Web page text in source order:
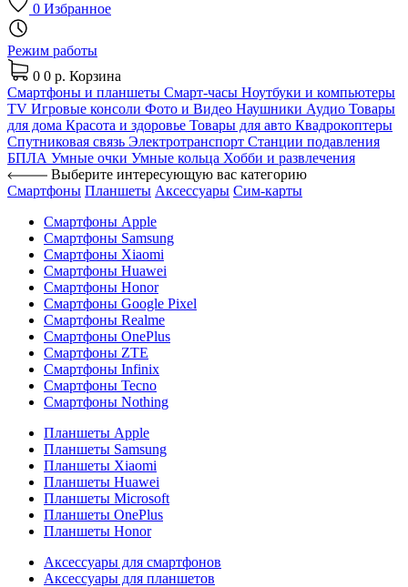
0 Избранное
Режим работы
0 0 р. Корзина
Смартфоны и планшеты Смарт-часы Ноутбуки и компьютеры
TV Игровые консоли Фото и Видео Наушники Аудио Товары
для дома Красота и здоровье Товары для авто Квадрокоптеры
Спутниковая связь Электротранспорт Станции подавления
БПЛА Умные очки Умные кольца Хобби и развлечения
Выберите интересующую вас категорию
Смартфоны Планшеты Аксессуары Сим-карты
Смартфоны Apple
Смартфоны Samsung
Смартфоны Xiaomi
Смартфоны Huawei
Смартфоны Honor
Смартфоны Google Pixel
Смартфоны Realme
Смартфоны OnePlus
Смартфоны ZTE
Смартфоны Infinix
Смартфоны Tecno
Смартфоны Nothing
Планшеты Apple
Планшеты Samsung
Планшеты Xiaomi
Планшеты Huawei
Планшеты Microsoft
Планшеты OnePlus
Планшеты Honor
Аксессуары для смартфонов
Аксессуары для планшетов